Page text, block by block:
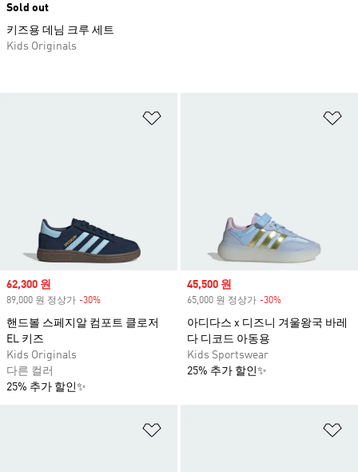
Sale price
62,300 원
89,000 원 정상가 -30%
핸드볼 스페지알 컴포트 클로저
EL 키즈
Kids Originals
다른 컬러
25% 추가 할인✨
Sale price
45,500 원
65,000 원 정상가 -30%
아디다스 x 디즈니 겨울왕국 바레
다 디코드 아동용
Kids Sportswear
25% 추가 할인✨
Sold out
키즈용 데님 크루 세트
Kids Originals